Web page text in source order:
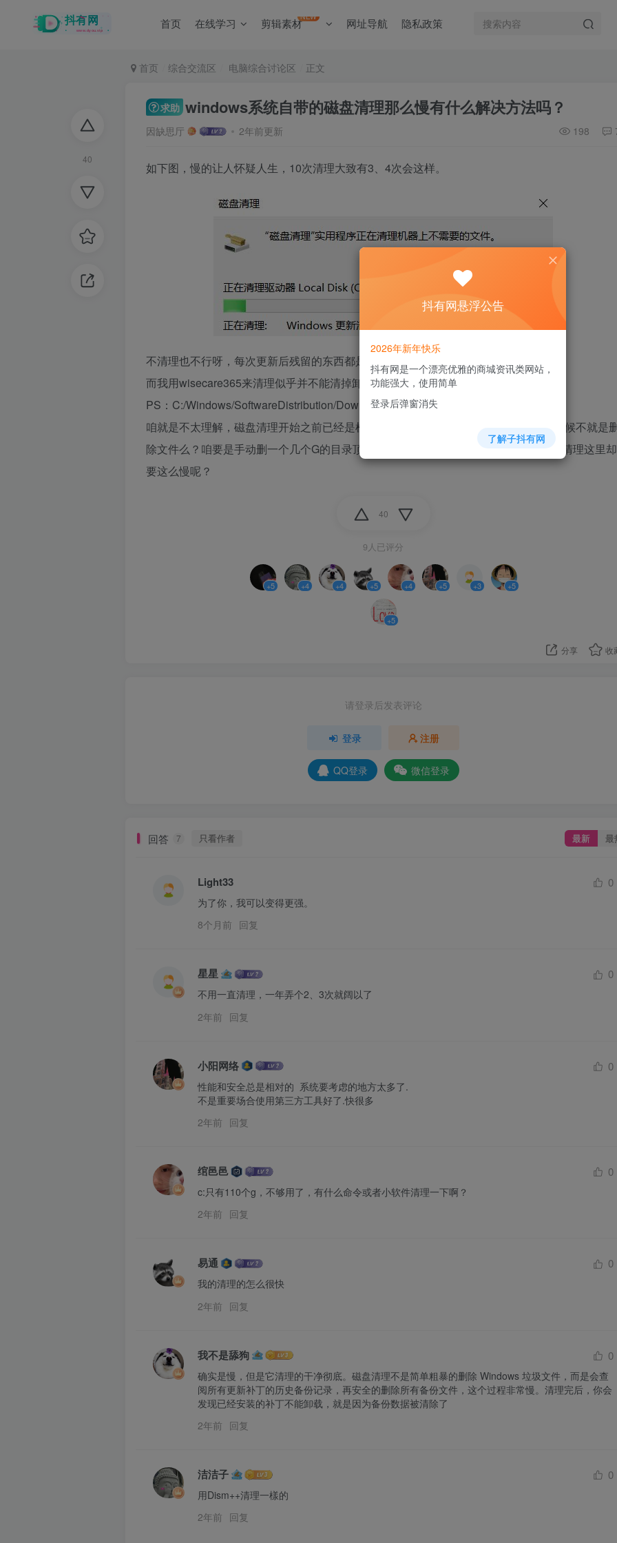
首页 在线学习 剪辑素材NEW 网址导航 隐私政策
40
首页 综合交流区 电脑综合讨论区 正文
求助 windows系统自带的磁盘清理那么慢有什么解决方法吗？
因缺思厅 2年前更新 198
如下图，慢的让人怀疑人生，10次清理大致有3、4次会这样。
不清理也不行呀，每次更新后残留的东西都是论G的。
而我用wisecare365来清理似乎并不能清掉卸载残留文件
PS：C:/Windows/SoftwareDistribution/Download/ 这里的我已经手动删除了。
咱就是不太理解，磁盘清理开始之前已经是检测扫描，就是说已经定位好了，执行的时候不就是
除文件么？咱要是手动删一个几个G的目录顶多几秒十几秒也就完成了，为啥放在磁盘清理这里却
要这么慢呢？
40
9人已评分
+5 +4 +4 +5 +4 +5 +3 +5
+5
分享 收
请登录后发表评论
登录 注册
QQ登录 微信登录
回答 7 只看作者 最新 最
Light33 0
为了你，我可以变得更强。
8个月前 回复
星星 0
不用一直清理，一年弄个2、3次就阔以了
2年前 回复
小阳网络 0
性能和安全总是相对的  系统要考虑的地方太多了.
不是重要场合使用第三方工具好了.快很多
2年前 回复
绾邑邑 0
c:只有110个g，不够用了，有什么命令或者小软件清理一下啊？
2年前 回复
易通 0
我的清理的怎么很快
2年前 回复
我不是舔狗 0
确实是慢，但是它清理的干净彻底。磁盘清理不是简单粗暴的删除 Windows 垃圾文件，而是会查
阅所有更新补丁的历史备份记录，再安全的删除所有备份文件，这个过程非常慢。清理完后，你会
发现已经安装的补丁不能卸载，就是因为备份数据被清除了​​​
2年前 回复
洁洁子 0
用Dism++清理一樣的
2年前 回复
抖有网悬浮公告
2026年新年快乐
抖有网是一个漂亮优雅的商城资讯类网站，
功能强大，使用简单
登录后弹窗消失
了解子抖有网